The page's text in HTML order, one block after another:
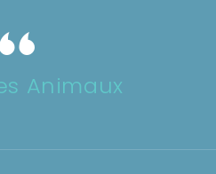
Animaux